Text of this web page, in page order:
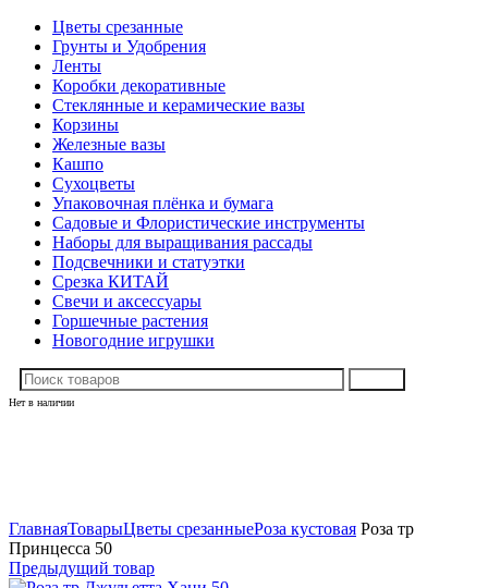
Цветы срезанные
Грунты и Удобрения
Ленты
Коробки декоративные
Стеклянные и керамические вазы
Корзины
Железные вазы
Кашпо
Сухоцветы
Упаковочная плёнка и бумага
Садовые и Флористические инструменты
Наборы для выращивания рассады
Подсвечники и статуэтки
Срезка КИТАЙ
Свечи и аксессуары
Горшечные растения
Новогодние игрушки
Нет в наличии
ГлавнаяТоварыЦветы срезанныеРоза кустовая Роза тр
Принцесса 50
Предыдущий товар